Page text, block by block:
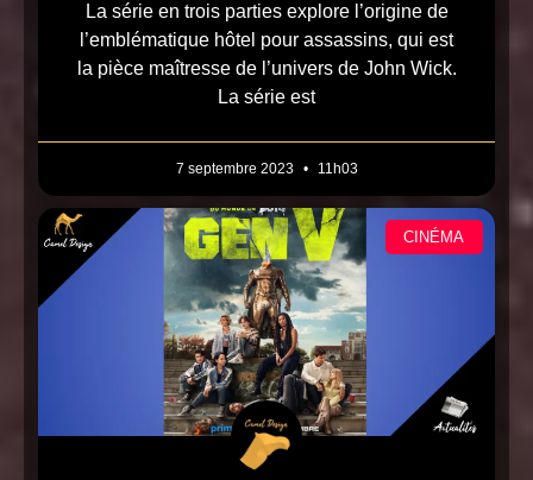
La série en trois parties explore l’origine de
l’emblématique hôtel pour assassins, qui est
la pièce maîtresse de l’univers de John Wick.
La série est
7 septembre 2023 11h03
CINÉMA